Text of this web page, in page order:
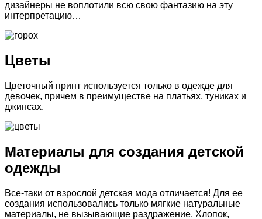
дизайнеры не воплотили всю свою фантазию на эту
интерпретацию…
Цветы
Цветочный принт используется только в одежде для
девочек, причем в преимуществе на платьях, туниках и
джинсах.
Материалы для создания детской
одежды
Все-таки от взрослой детская мода отличается! Для ее
создания использовались только мягкие натуральные
материалы, не вызывающие раздражение. Хлопок,